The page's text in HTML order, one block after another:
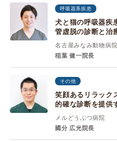
呼吸器系疾患
犬と猫の呼吸器疾
管虚脱の診断と治
名古屋みなみ動物病
稲葉 健一院長
その他
笑顔あるリラック
的確な診断を提供
メルどうぶつ病院
國分 広光院長